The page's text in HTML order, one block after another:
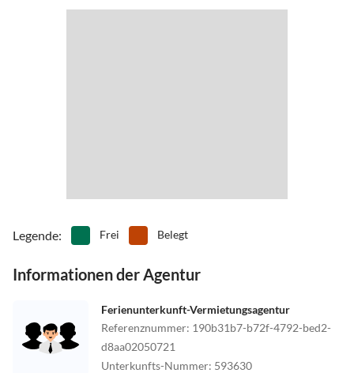
Legende: Frei Belegt
Informationen der Agentur
Ferienunterkunft-Vermietungsagentur
Referenznummer: 190b31b7-b72f-4792-bed2-
d8aa02050721
Unterkunfts-Nummer: 593630